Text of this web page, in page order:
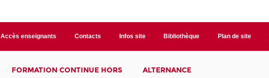
Accès enseignants Contacts Infos site Bibliothèque Plan de site
FORMATION CONTINUE HORS
ALTERNANCE